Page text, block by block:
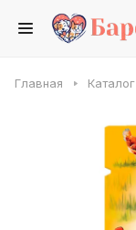
Главная Каталог